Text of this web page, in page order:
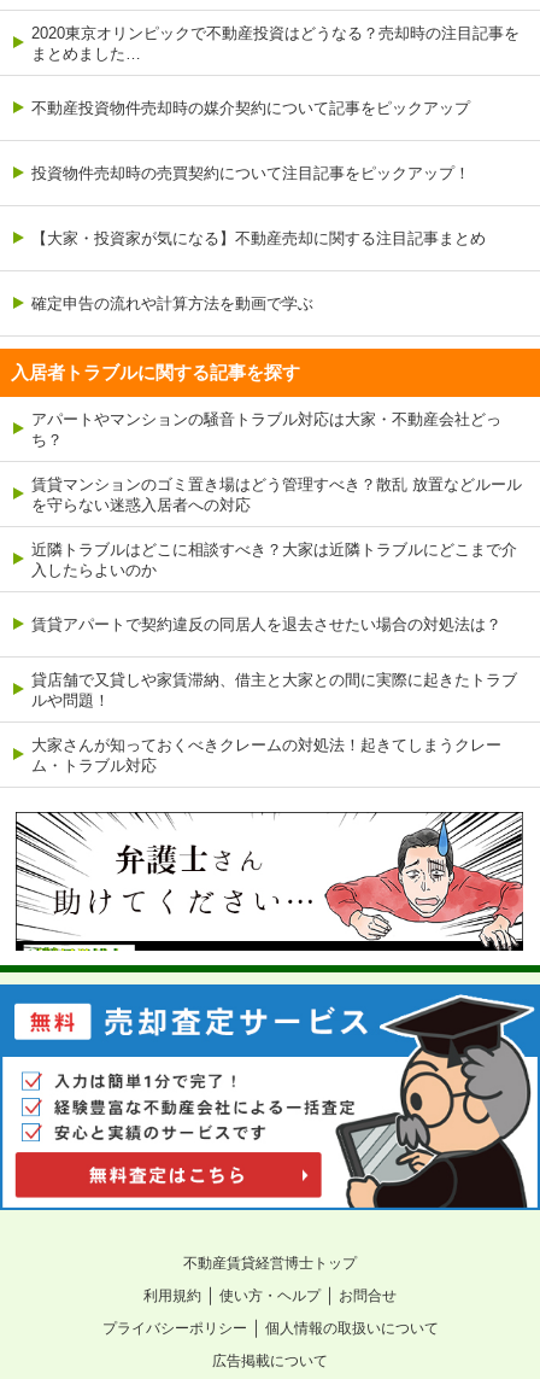
2020東京オリンピックで不動産投資はどうなる？売却時の注目記事を
まとめました…
不動産投資物件売却時の媒介契約について記事をピックアップ
投資物件売却時の売買契約について注目記事をピックアップ！
【大家・投資家が気になる】不動産売却に関する注目記事まとめ
確定申告の流れや計算方法を動画で学ぶ
入居者トラブルに関する記事を探す
アパートやマンションの騒音トラブル対応は大家・不動産会社どっ
ち？
賃貸マンションのゴミ置き場はどう管理すべき？散乱 放置などルール
を守らない迷惑入居者への対応
近隣トラブルはどこに相談すべき？大家は近隣トラブルにどこまで介
入したらよいのか
賃貸アパートで契約違反の同居人を退去させたい場合の対処法は？
貸店舗で又貸しや家賃滞納、借主と大家との間に実際に起きたトラブ
ルや問題！
大家さんが知っておくべきクレームの対処法！起きてしまうクレー
ム・トラブル対応
不動産賃貸経営博士トップ
利用規約 ｜ 使い方・ヘルプ｜ お問合せ
プライバシーポリシー ｜ 個人情報の取扱いについて
広告掲載について